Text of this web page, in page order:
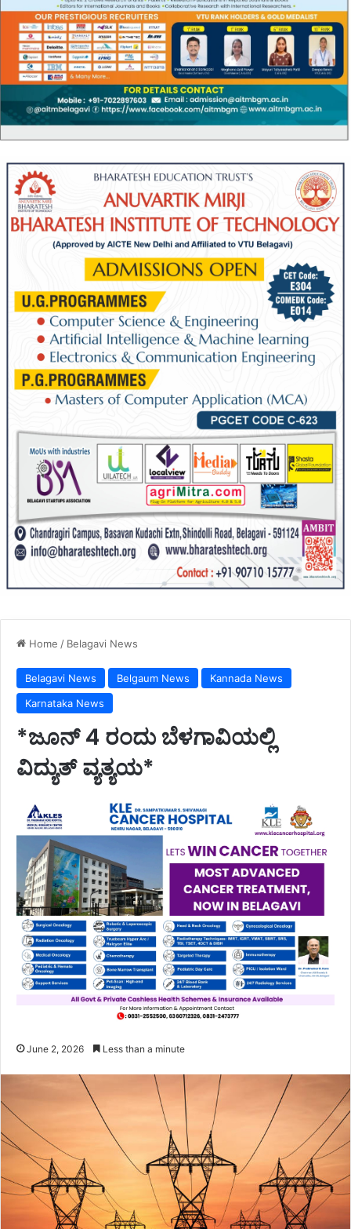
Home / Belagavi News
Belagavi News Belgaum News
Kannada News
Karnataka News
*ಜೂನ್ 4 ರಂದು ಬೆಳಗಾವಿಯಲ್ಲಿ
ವಿದ್ಯುತ್ ವ್ಯತ್ಯಯ*
June 2, 2026 Less than a minute